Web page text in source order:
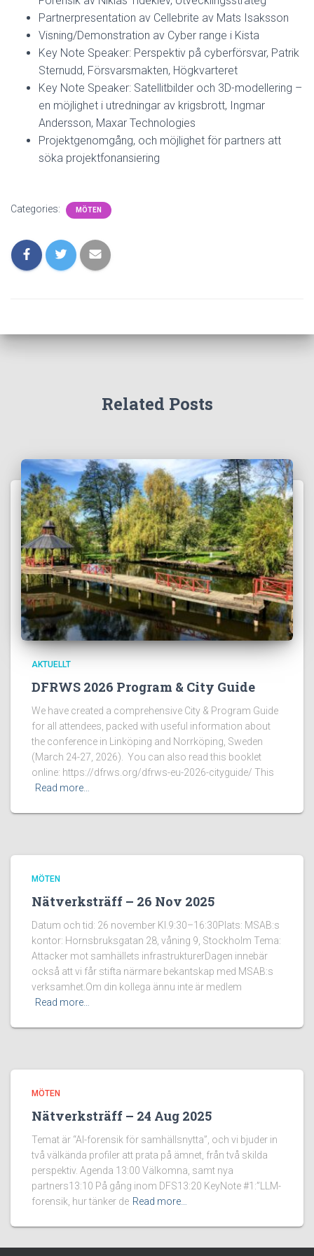
Partnerpresentation av Cellebrite av Mats Isaksson
Visning/Demonstration av Cyber range i Kista
Key Note Speaker: Perspektiv på cyberförsvar, Patrik
Sternudd, Försvarsmakten, Högkvarteret
Key Note Speaker: Satellitbilder och 3D-modellering –
en möjlighet i utredningar av krigsbrott, Ingmar
Andersson, Maxar Technologies
Projektgenomgång, och möjlighet för partners att
söka projektfonansiering
Categories: MÖTEN
Related Posts
AKTUELLT
DFRWS 2026 Program & City Guide
We have created a comprehensive City & Program Guide
for all attendees, packed with useful information about
the conference in Linköping and Norrköping, Sweden
(March 24-27, 2026). You can also read this booklet
online: https://dfrws.org/dfrws-eu-2026-cityguide/ This
Read more…
MÖTEN
Nätverksträff – 26 Nov 2025
Datum och tid: 26 november Kl.9:30–16:30Plats: MSAB:s
kontor: Hornsbruksgatan 28, våning 9, Stockholm Tema:
Attacker mot samhällets infrastrukturerDagen innebär
också att vi får stifta närmare bekantskap med MSAB:s
verksamhet.Om din kollega ännu inte är medlem
Read more…
MÖTEN
Nätverksträff – 24 Aug 2025
Temat är “AI-forensik för samhällsnytta”, och vi bjuder in
två välkända profiler att prata på ämnet, från två skilda
perspektiv. Agenda 13:00 Välkomna, samt nya
partners13:10 På gång inom DFS13:20 KeyNote #1:”LLM-
forensik, hur tänker de Read more…